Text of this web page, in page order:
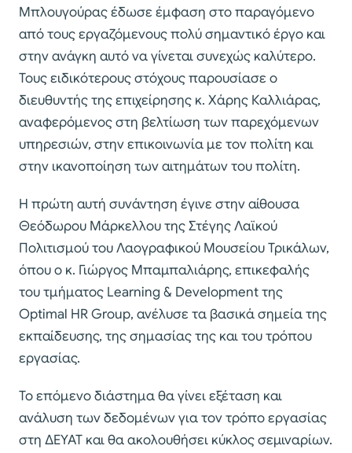
Μπλουγούρας έδωσε έμφαση στο παραγόμενο
από τους εργαζόμενους πολύ σημαντικό έργο και
στην ανάγκη αυτό να γίνεται συνεχώς καλύτερο.
Τους ειδικότερους στόχους παρουσίασε ο
διευθυντής της επιχείρησης κ. Χάρης Καλλιάρας,
αναφερόμενος στη βελτίωση των παρεχόμενων
υπηρεσιών, στην επικοινωνία με τον πολίτη και
στην ικανοποίηση των αιτημάτων του πολίτη.
Η πρώτη αυτή συνάντηση έγινε στην αίθουσα
Θεόδωρου Μάρκελλου της Στέγης Λαϊκού
Πολιτισμού του Λαογραφικού Μουσείου Τρικάλων,
όπου ο κ. Γιώργος Μπαμπαλιάρης, επικεφαλής
του τμήματος Learning & Development της
Optimal HR Group, ανέλυσε τα βασικά σημεία της
εκπαίδευσης, της σημασίας της και του τρόπου
εργασίας.
Το επόμενο διάστημα θα γίνει εξέταση και
ανάλυση των δεδομένων για τον τρόπο εργασίας
στη ΔΕΥΑΤ και θα ακολουθήσει κύκλος σεμιναρίων.